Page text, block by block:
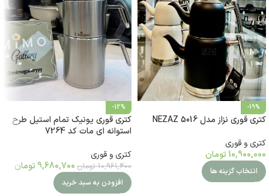
-19%
کتری قوری نزاز مدل NEZAZ 5016
کتری و قوری
10,900,000 تومان
انتخاب گزینه ها
-12%
کتری قوری یونیک تمام استیل طرح
استوانه ای مات کد 7264
کتری و قوری
10,961,400 تومان 9,680,700 تومان
افزودن به سبد خرید